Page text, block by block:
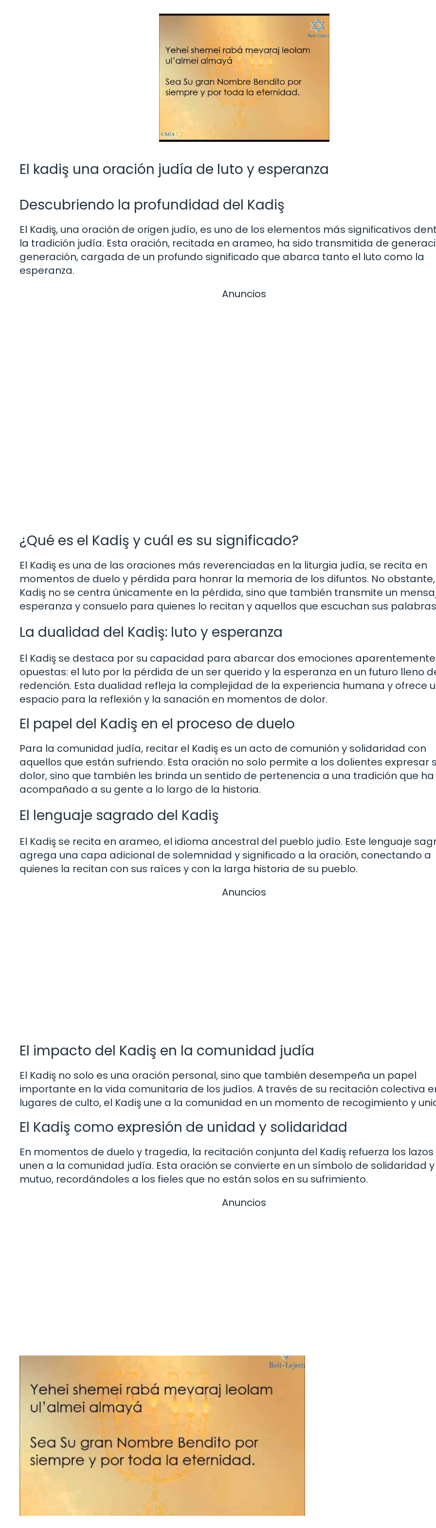
El kadiş una oración judía de luto y esperanza
Descubriendo la profundidad del Kadiş
El Kadiş, una oración de origen judío, es uno de los elementos más significativos
la tradición judía. Esta oración, recitada en arameo, ha sido transmitida de
generación, cargada de un profundo significado que abarca tanto el luto como la
esperanza.
Anuncios
¿Qué es el Kadiş y cuál es su significado?
El Kadiş es una de las oraciones más reverenciadas en la liturgia judía, se recita en
momentos de duelo y pérdida para honrar la memoria de los difuntos. No
Kadiş no se centra únicamente en la pérdida, sino que también transmite un
esperanza y consuelo para quienes lo recitan y aquellos que escuchan sus
La dualidad del Kadiş: luto y esperanza
El Kadiş se destaca por su capacidad para abarcar dos emociones aparentemente
opuestas: el luto por la pérdida de un ser querido y la esperanza en un futuro lleno
redención. Esta dualidad refleja la complejidad de la experiencia humana y ofrece
espacio para la reflexión y la sanación en momentos de dolor.
El papel del Kadiş en el proceso de duelo
Para la comunidad judía, recitar el Kadiş es un acto de comunión y solidaridad con
aquellos que están sufriendo. Esta oración no solo permite a los dolientes expresar
dolor, sino que también les brinda un sentido de pertenencia a una tradición que ha
acompañado a su gente a lo largo de la historia.
El lenguaje sagrado del Kadiş
El Kadiş se recita en arameo, el idioma ancestral del pueblo judío. Este lenguaje
agrega una capa adicional de solemnidad y significado a la oración, conectando a
quienes la recitan con sus raíces y con la larga historia de su pueblo.
Anuncios
El impacto del Kadiş en la comunidad judía
El Kadiş no solo es una oración personal, sino que también desempeña un papel
importante en la vida comunitaria de los judíos. A través de su recitación colectiva
lugares de culto, el Kadiş une a la comunidad en un momento de recogimiento y
El Kadiş como expresión de unidad y solidaridad
En momentos de duelo y tragedia, la recitación conjunta del Kadiş refuerza los
unen a la comunidad judía. Esta oración se convierte en un símbolo de solidaridad
mutuo, recordándoles a los fieles que no están solos en su sufrimiento.
Anuncios